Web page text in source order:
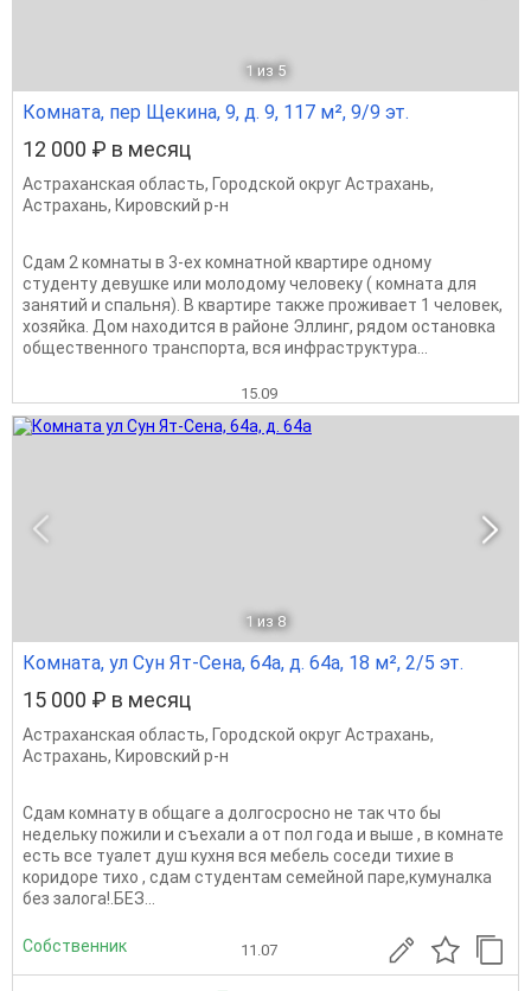
1 из 5
Комната, пер Щекина, 9, д. 9, 117 м², 9/9 эт.
12 000 ₽ в месяц
Астраханская область, Городской округ Астрахань,
Астрахань, Кировский р-н
Сдам 2 комнаты в 3-ех комнатной квартире одному
студенту девушке или молодому человеку ( комната для
занятий и спальня). В квартире также проживает 1 человек,
хозяйка. Дом находится в районе Эллинг, рядом остановка
общественного транспорта, вся инфраструктура...
15.09
1 из 8
Комната, ул Сун Ят-Сена, 64а, д. 64а, 18 м², 2/5 эт.
15 000 ₽ в месяц
Астраханская область, Городской округ Астрахань,
Астрахань, Кировский р-н
Сдам комнату в общаге а долгосросно не так что бы
недельку пожили и съехали а от пол года и выше , в комнате
есть все туалет душ кухня вся мебель соседи тихие в
коридоре тихо , сдам студентам семейной паре,кумуналка
без залога!.БЕЗ...
Собственник 11.07